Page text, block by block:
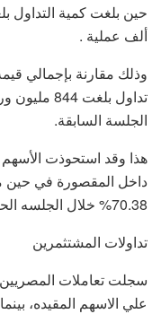
ألف عملية .
الجلسة السابقة.
داخل المقصورة في حين
70.38% خلال الجلسه الحالية.
تداولات المشتثمرين